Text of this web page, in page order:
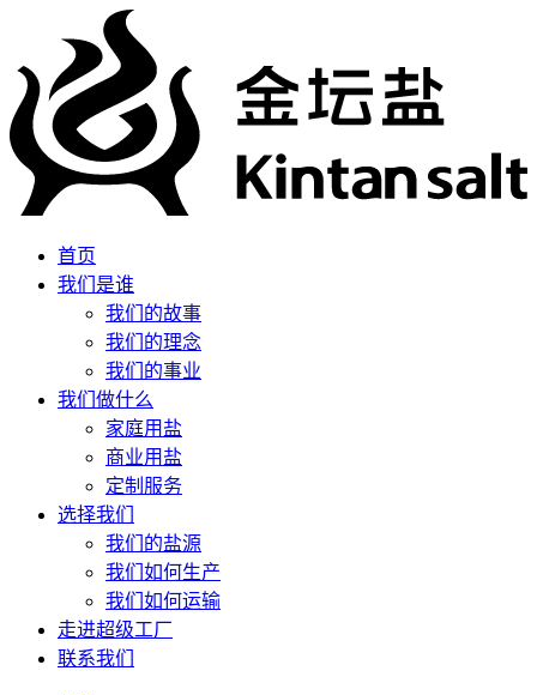
首页
我们是谁
我们的故事
我们的理念
我们的事业
我们做什么
家庭用盐
商业用盐
定制服务
选择我们
我们的盐源
我们如何生产
我们如何运输
走进超级工厂
联系我们